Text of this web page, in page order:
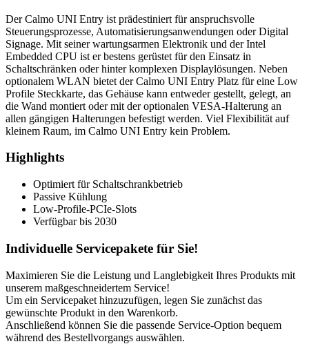
Der Calmo UNI Entry ist prädestiniert für anspruchsvolle
Steuerungsprozesse, Automatisierungsanwendungen oder Digital
Signage. Mit seiner wartungsarmen Elektronik und der Intel
Embedded CPU ist er bestens gerüstet für den Einsatz in
Schaltschränken oder hinter komplexen Displaylösungen. Neben
optionalem WLAN bietet der Calmo UNI Entry Platz für eine Low
Profile Steckkarte, das Gehäuse kann entweder gestellt, gelegt, an
die Wand montiert oder mit der optionalen VESA-Halterung an
allen gängigen Halterungen befestigt werden. Viel Flexibilität auf
kleinem Raum, im Calmo UNI Entry kein Problem.
Highlights
Optimiert für Schaltschrankbetrieb
Passive Kühlung
Low-Profile-PCIe-Slots
Verfügbar bis 2030
Individuelle Servicepakete für Sie!
Maximieren Sie die Leistung und Langlebigkeit Ihres Produkts mit
unserem maßgeschneidertem Service!
Um ein Servicepaket hinzuzufügen, legen Sie zunächst das
gewünschte Produkt in den Warenkorb.
Anschließend können Sie die passende Service-Option bequem
während des Bestellvorgangs auswählen.